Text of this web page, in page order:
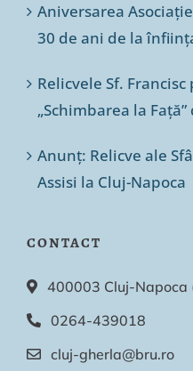
Aniversarea
30 de ani de la
Relicvele Sf.
„Schimbarea la
Anunț: Relicve ale
Assisi la Cluj-Napoca
CONTACT
400003 Cluj-Napoca
0264-439018
cluj-gherla@bru.ro